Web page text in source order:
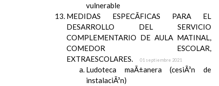
vulnerable
MEDIDAS ESPECÃFICAS PARA EL
DESARROLLO DEL SERVICIO
COMPLEMENTARIO DE AULA MATINAL,
COMEDOR ESCOLAR,
EXTRAESCOLARES.
01 septiembre 2021
Ludoteca maÃ±anera (cesiÃ³n de
instalaciÃ³n)